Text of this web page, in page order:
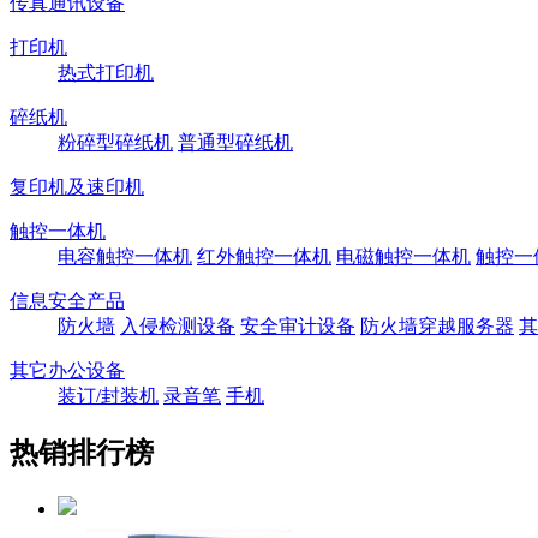
打印机
热式打印机
碎纸机
粉碎型碎纸机 普通型碎纸机
复印机及速印机
触控一体机
电容触控一体机 红外触控一体机 电磁触控一体机 触控一
信息安全产品
防火墙 入侵检测设备 安全审计设备 防火墙穿越服务器
其它办公设备
装订/封装机 录音笔 手机
热销排行榜